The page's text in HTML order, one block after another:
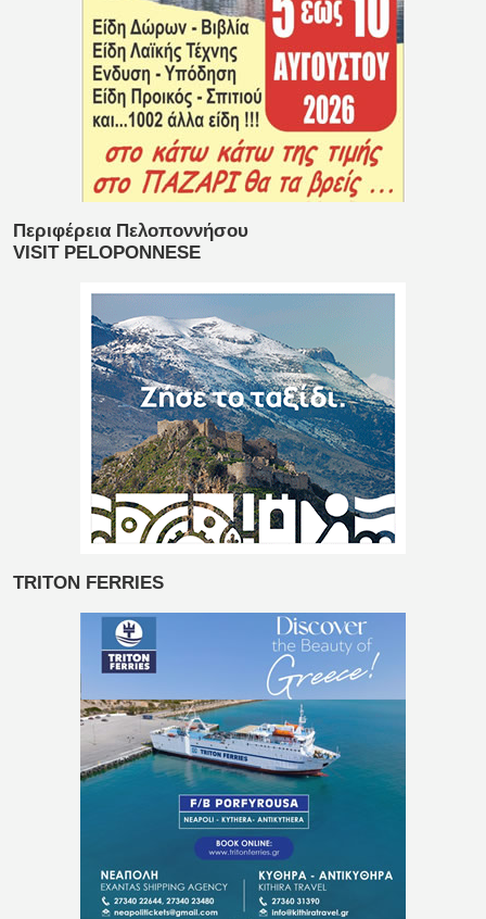
Περιφέρεια Πελοποννήσου
VISIT PELOPONNESE
TRITON FERRIES